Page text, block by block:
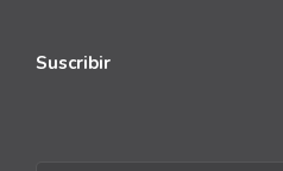
Suscribir